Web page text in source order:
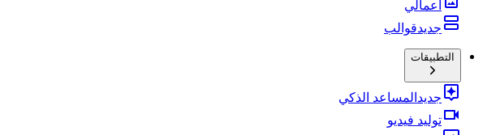
أعمالي
جديدقوالب
التطبيقات
جديد المساعد الذكي
توليد فيديو